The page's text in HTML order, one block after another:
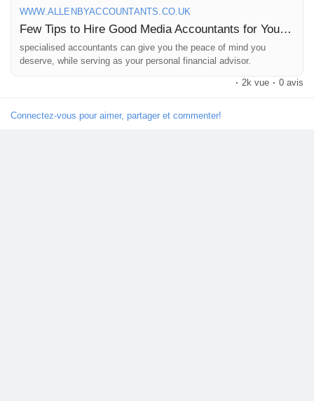
WWW.ALLENBYACCOUNTANTS.CO.UK
Few Tips to Hire Good Media Accountants for Your Film and Creative Agency - allenbyaccountants
specialised accountants can give you the peace of mind you
deserve, while serving as your personal financial advisor.
· 2k vue · 0 avis
Connectez-vous pour aimer, partager et commenter!